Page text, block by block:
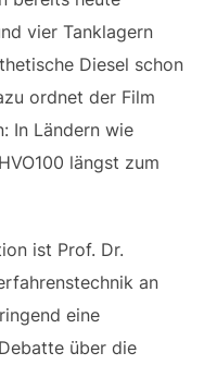
vier Tanklagern
Diesel schon
ordnet der Film
In Ländern wie
längst zum
ist Prof. Dr.
an
eine
über die